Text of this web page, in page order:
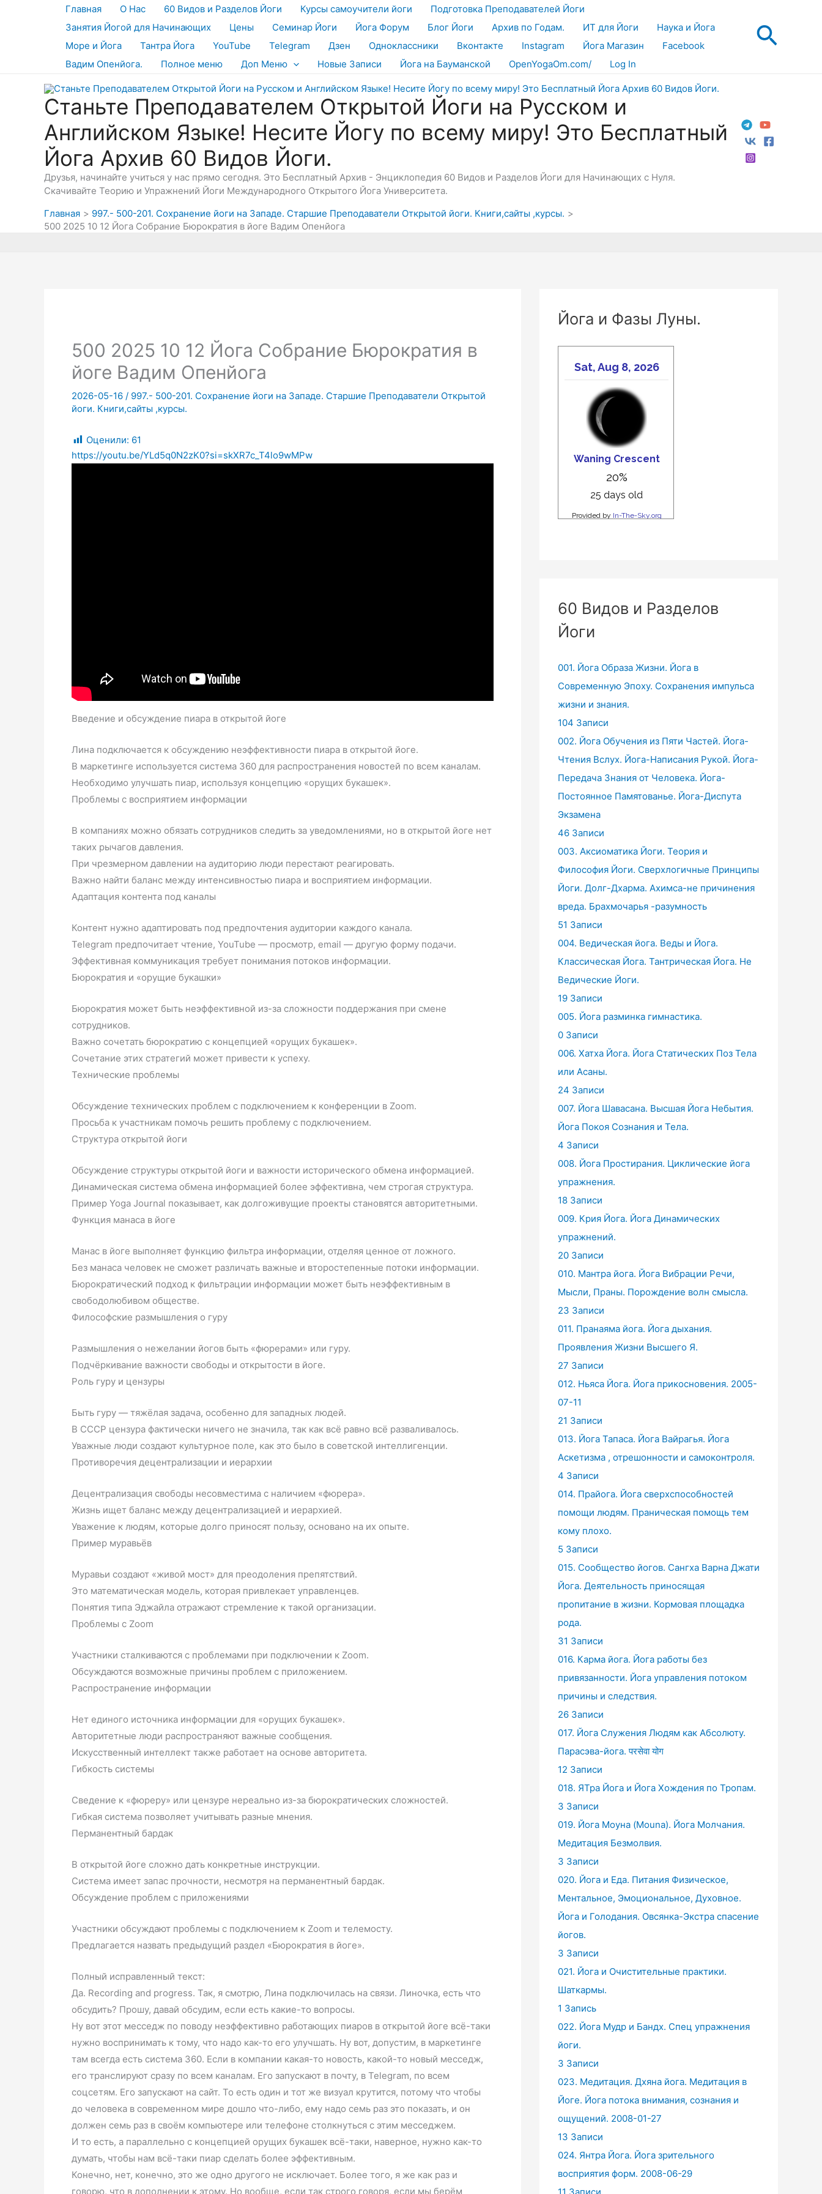
Главная О Нас 60 Видов и Разделов Йоги Курсы самоучители йоги
Подготовка Преподавателей Йоги
Занятия Йогой для Начинающих
Цены Семинар Йоги Йога Форум Блог Йоги Архив по Годам. ИТ для Йоги
Наука и Йога
Море и Йога
Тантра Йога YouTube Telegram Дзен Одноклассники Вконтакте Instagram Йога Магазин
Facebook
Вадим Опенйога.
Полное меню Доп Меню Новые Записи Йога на Бауманской OpenYogaOm.com/ Log In
Станьте Преподавателем Открытой Йоги на Русском и
Английском Языке! Несите Йогу по всему миру! Это Бесплатный
Йога Архив 60 Видов Йоги.
Друзья, начинайте учиться у нас прямо сегодня. Это Бесплатный Архив - Энциклопедия 60 Видов и Разделов Йоги для Начинающих с Нуля.
Скачивайте Теорию и Упражнений Йоги Международного Открытого Йога Университета.
Главная
997.- 500-201. Сохранение йоги на Западе. Старшие Преподаватели Открытой йоги. Книги,сайты ,курсы.
500 2025 10 12 Йога Собрание Бюрократия в йоге Вадим Опенйога
500 2025 10 12 Йога Собрание Бюрократия в
йоге Вадим Опенйога
2026-05-16 / 997.- 500-201. Сохранение йоги на Западе. Старшие Преподаватели Открытой
йоги. Книги,сайты ,курсы.
Оценили: 61
https://youtu.be/YLd5q0N2zK0?si=skXR7c_T4lo9wMPw
Введение и обсуждение пиара в открытой йоге
Лина подключается к обсуждению неэффективности пиара в открытой йоге.
В маркетинге используется система 360 для распространения новостей по всем каналам.
Необходимо улучшать пиар, используя концепцию «орущих букашек».
Проблемы с восприятием информации
В компаниях можно обязать сотрудников следить за уведомлениями, но в открытой йоге нет
таких рычагов давления.
При чрезмерном давлении на аудиторию люди перестают реагировать.
Важно найти баланс между интенсивностью пиара и восприятием информации.
Адаптация контента под каналы
Контент нужно адаптировать под предпочтения аудитории каждого канала.
Telegram предпочитает чтение, YouTube — просмотр, email — другую форму подачи.
Эффективная коммуникация требует понимания потоков информации.
Бюрократия и «орущие букашки»
Бюрократия может быть неэффективной из-за сложности поддержания при смене
сотрудников.
Важно сочетать бюрократию с концепцией «орущих букашек».
Сочетание этих стратегий может привести к успеху.
Технические проблемы
Обсуждение технических проблем с подключением к конференции в Zoom.
Просьба к участникам помочь решить проблему с подключением.
Структура открытой йоги
Обсуждение структуры открытой йоги и важности исторического обмена информацией.
Динамическая система обмена информацией более эффективна, чем строгая структура.
Пример Yoga Journal показывает, как долгоживущие проекты становятся авторитетными.
Функция манаса в йоге
Манас в йоге выполняет функцию фильтра информации, отделяя ценное от ложного.
Без манаса человек не сможет различать важные и второстепенные потоки информации.
Бюрократический подход к фильтрации информации может быть неэффективным в
свободолюбивом обществе.
Философские размышления о гуру
Размышления о нежелании йогов быть «фюрерами» или гуру.
Подчёркивание важности свободы и открытости в йоге.
Роль гуру и цензуры
Быть гуру — тяжёлая задача, особенно для западных людей.
В СССР цензура фактически ничего не значила, так как всё равно всё разваливалось.
Уважные люди создают культурное поле, как это было в советской интеллигенции.
Противоречия децентрализации и иерархии
Децентрализация свободы несовместима с наличием «фюрера».
Жизнь ищет баланс между децентрализацией и иерархией.
Уважение к людям, которые долго приносят пользу, основано на их опыте.
Пример муравьёв
Муравьи создают «живой мост» для преодоления препятствий.
Это математическая модель, которая привлекает управленцев.
Понятия типа Эджайла отражают стремление к такой организации.
Проблемы с Zoom
Участники сталкиваются с проблемами при подключении к Zoom.
Обсуждаются возможные причины проблем с приложением.
Распространение информации
Нет единого источника информации для «орущих букашек».
Авторитетные люди распространяют важные сообщения.
Искусственный интеллект также работает на основе авторитета.
Гибкость системы
Сведение к «фюреру» или цензуре нереально из-за бюрократических сложностей.
Гибкая система позволяет учитывать разные мнения.
Перманентный бардак
В открытой йоге сложно дать конкретные инструкции.
Система имеет запас прочности, несмотря на перманентный бардак.
Обсуждение проблем с приложениями
Участники обсуждают проблемы с подключением к Zoom и телемосту.
Предлагается назвать предыдущий раздел «Бюрократия в йоге».
Полный исправленный текст:
Да. Recording and progress. Так, я смотрю, Лина подключилась на связи. Линочка, есть что
обсудить? Прошу, давай обсудим, если есть какие-то вопросы.
Ну вот этот месседж по поводу неэффективно работающих пиаров в открытой йоге всё-таки
нужно воспринимать к тому, что надо как-то его улучшать. Ну вот, допустим, в маркетинге
там всегда есть система 360. Если в компании какая-то новость, какой-то новый месседж,
его транслируют сразу по всем каналам. Его запускают в почту, в Telegram, по всем
соцсетям. Его запускают на сайт. То есть один и тот же визуал крутится, потому что чтобы
до человека в современном мире дошло что-либо, ему надо семь раз это показать, и он
должен семь раз в своём компьютере или телефоне столкнуться с этим месседжем.
И то есть, а параллельно с концепцией орущих букашек всё-таки, наверное, нужно как-то
думать, чтобы нам всё-таки пиар сделать более эффективным.
Конечно, нет, конечно, это же одно другого не исключает. Более того, я же как раз и
говорю, что в дополнении к этому. Но вообще, если так строго говоря, если мы берём
Йога и Фазы Луны.
60 Видов и Разделов
Йоги
001. Йога Образа Жизни. Йога в
Современную Эпоху. Сохранения импульса
жизни и знания.
104 Записи
002. Йога Обучения из Пяти Частей. Йога-
Чтения Вслух. Йога-Написания Рукой. Йога-
Передача Знания от Человека. Йога-
Постоянное Памятованье. Йога-Диспута
Экзамена
46 Записи
003. Аксиоматика Йоги. Теория и
Философия Йоги. Сверхлогичные Принципы
Йоги. Долг-Дхарма. Ахимса-не причинения
вреда. Брахмочарья -разумность
51 Записи
004. Ведическая йога. Веды и Йога.
Классическая Йога. Тантрическая Йога. Не
Ведические Йоги.
19 Записи
005. Йога разминка гимнастика.
0 Записи
006. Хатха Йога. Йога Статических Поз Тела
или Асаны.
24 Записи
007. Йога Шавасана. Высшая Йога Небытия.
Йога Покоя Сознания и Тела.
4 Записи
008. Йога Простирания. Циклические йога
упражнения.
18 Записи
009. Крия Йога. Йога Динамических
упражнений.
20 Записи
010. Мантра йога. Йога Вибрации Речи,
Мысли, Праны. Порождение волн смысла.
23 Записи
011. Пранаяма йога. Йога дыхания.
Проявления Жизни Высшего Я.
27 Записи
012. Ньяса Йога. Йога прикосновения. 2005-
07-11
21 Записи
013. Йога Тапаса. Йога Вайрагья. Йога
Аскетизма , отрешонности и самоконтроля.
4 Записи
014. Прайога. Йога сверхспособностей
помощи людям. Праническая помощь тем
кому плохо.
5 Записи
015. Сообщество йогов. Сангха Варна Джати
Йога. Деятельность приносящая
пропитание в жизни. Кормовая площадка
рода.
31 Записи
016. Карма йога. Йога работы без
привязанности. Йога управления потоком
причины и следствия.
26 Записи
017. Йога Служения Людям как Абсолюту.
Парасэва-йога. परसेवा योग
12 Записи
018. ЯТра Йога и Йога Хождения по Тропам.
3 Записи
019. Йога Моуна (Mouna). Йога Молчания.
Медитация Безмолвия.
3 Записи
020. Йога и Еда. Питания Физическое,
Ментальное, Эмоциональное, Духовное.
Йога и Голодания. Овсянка-Экстра спасение
йогов.
3 Записи
021. Йога и Очистительные практики.
Шаткармы.
1 Запись
022. Йога Мудр и Бандх. Спец упражнения
йоги.
3 Записи
023. Медитация. Дхяна йога. Медитация в
Йоге. Йога потока внимания, сознания и
ощущений. 2008-01-27
13 Записи
024. Янтра Йога. Йога зрительного
восприятия форм. 2008-06-29